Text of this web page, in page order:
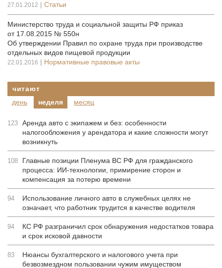
27.01.2012 | Статьи
Министерство труда и социальной защиты РФ приказ
от 17.08.2015 № 550н
Об утверждении Правил по охране труда при производстве
отдельных видов пищевой продукции
22.01.2016 | Нормативные правовые акты
читают
день
неделя месяц
123 Аренда авто с экипажем и без: особенности
налогообложения у арендатора и какие сложности могут
возникнуть
108
Главные позиции Пленума ВС РФ для гражданского
процесса: ИИ-технологии, примирение сторон и
компенсация за потерю времени
94
Использование личного авто в служебных целях не
означает, что работник трудится в качестве водителя
94
КС РФ разграничил срок обнаружения недостатков товара
и срок исковой давности
83
Нюансы бухгалтерского и налогового учета при
безвозмездном пользовании чужим имуществом